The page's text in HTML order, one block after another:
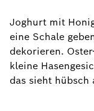
Joghurt mit
eine Schale
dekorieren.
kleine
das sieht hübsch